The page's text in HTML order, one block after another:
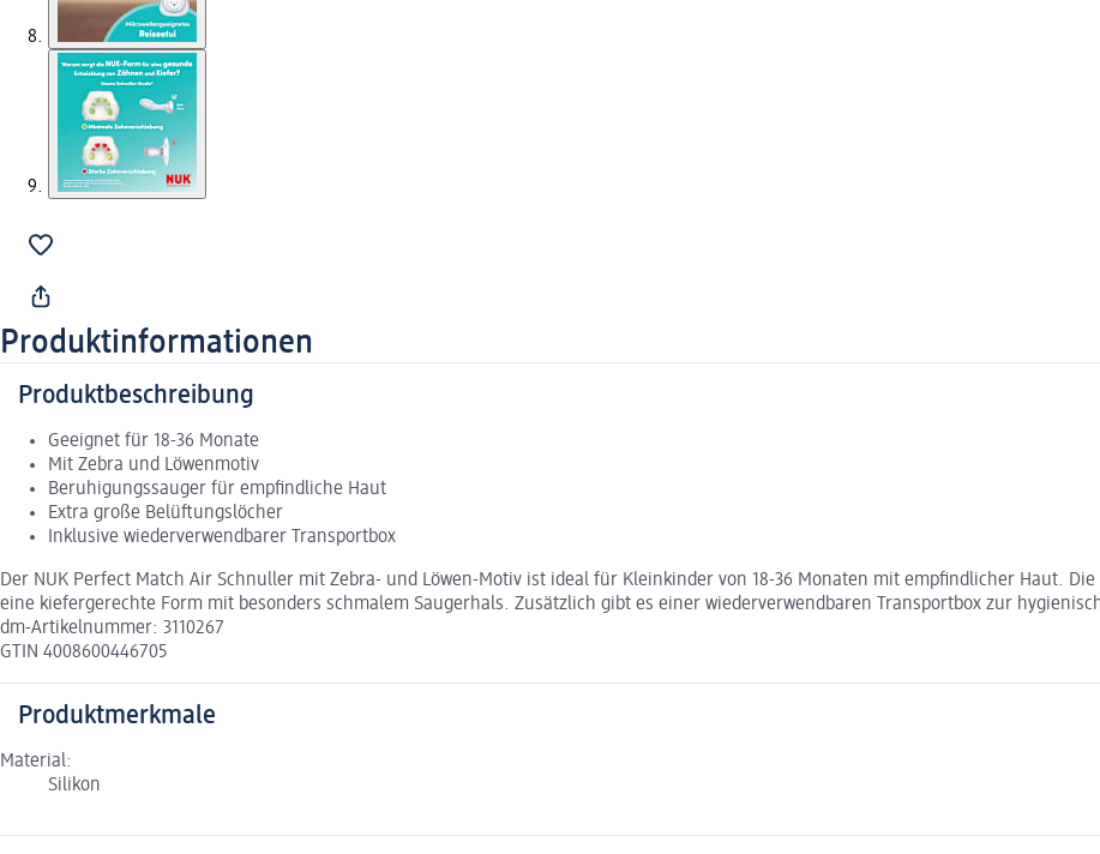
Produktinformationen
Produktbeschreibung
Geeignet für 18-36 Monate
Mit Zebra und Löwenmotiv
Beruhigungssauger für empfindliche Haut
Extra große Belüftungslöcher
Inklusive wiederverwendbarer Transportbox
Der NUK Perfect Match Air Schnuller mit Zebra- und Löwen-Motiv ist ideal für Kleinkinder von 18-36 Monaten mit empfindlicher Haut.
eine kiefergerechte Form mit besonders schmalem Saugerhals. Zusätzlich gibt es einer wiederverwendbaren Transportbox zur
dm-Artikelnummer: 3110267
GTIN 4008600446705
Produktmerkmale
Material:
Silikon